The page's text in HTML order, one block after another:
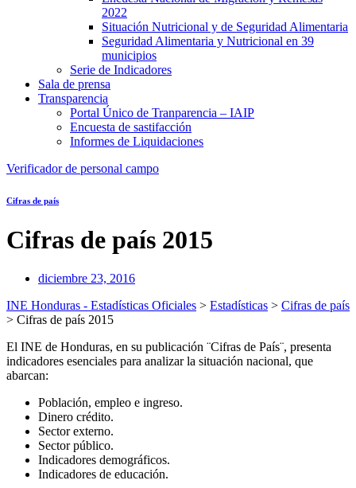
2022
Situación Nutricional y de Seguridad Alimentaria
Seguridad Alimentaria y Nutricional en 39
municipios
Serie de Indicadores
Sala de prensa
Transparencia
Portal Único de Tranparencia – IAIP
Encuesta de sastifacción
Informes de Liquidaciones
Verificador de personal campo
Cifras de país
Cifras de país 2015
diciembre 23, 2016
INE Honduras - Estadísticas Oficiales > Estadísticas > Cifras de país
> Cifras de país 2015
El INE de Honduras, en su publicación ¨Cifras de País¨, presenta
indicadores esenciales para analizar la situación nacional, que
abarcan:
Población, empleo e ingreso.
Dinero crédito.
Sector externo.
Sector público.
Indicadores demográficos.
Indicadores de educación.